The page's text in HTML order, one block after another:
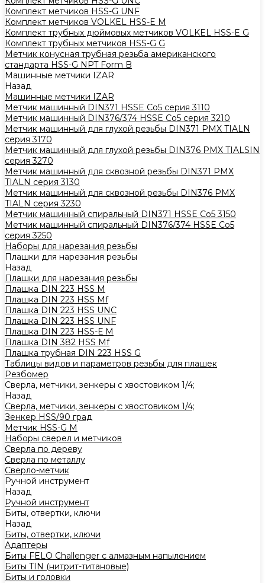
Комплект метчиков HSS-G UNF
Комплект метчиков VOLKEL HSS-E M
Комплект трубных дюймовых метчиков VOLKEL HSS-E G
Комплект трубных метчиков HSS-G G
Метчик конусная трубная резьба американского
стандарта HSS-G NPT Form B
Машинные метчики IZAR
Назад
Машинные метчики IZAR
Метчик машинный DIN371 HSSE Co5 серия 3110
Метчик машинный DIN376/374 HSSE Co5 серия 3210
Метчик машинный для глухой резьбы DIN371 PMX TIALN
серия 3170
Метчик машинный для глухой резьбы DIN376 PMX TIALSIN
серия 3270
Метчик машинный для сквозной резьбы DIN371 PMX
TIALN серия 3130
Метчик машинный для сквозной резьбы DIN376 PMX
TIALN серия 3230
Метчик машинный спиральный DIN371 HSSE Co5 3150
Метчик машинный спиральный DIN376/374 HSSE Co5
серия 3250
Наборы для нарезания резьбы
Плашки для нарезания резьбы
Назад
Плашки для нарезания резьбы
Плашка DIN 223 HSS M
Плашка DIN 223 HSS Mf
Плашка DIN 223 HSS UNC
Плашка DIN 223 HSS UNF
Плашка DIN 223 HSS-Е M
Плашка DIN 382 HSS Mf
Плашка трубная DIN 223 HSS G
Таблицы видов и параметров резьбы для плашек
Резбомер
Сверла, метчики, зенкеры с хвостовиком 1/4;
Назад
Сверла, метчики, зенкеры с хвостовиком 1/4;
Зенкер HSS/90 град
Метчик HSS-G М
Наборы сверел и метчиков
Сверла по дереву
Сверла по металлу
Сверло-метчик
Ручной инструмент
Назад
Ручной инструмент
Биты, отвертки, ключи
Назад
Биты, отвертки, ключи
Адаптеры
Биты FELO Challenger с алмазным напылением
Биты TIN (нитрит-титановые)
Биты и головки